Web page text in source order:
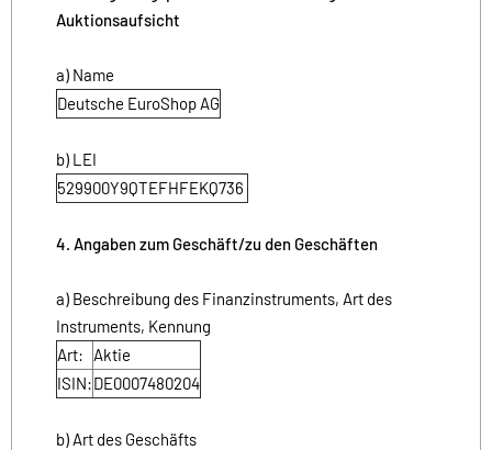
Auktionsaufsicht
a) Name
Deutsche EuroShop AG
b) LEI
529900Y9QTEFHFEKQ736
4. Angaben zum Geschäft/zu den Geschäften
a) Beschreibung des Finanzinstruments, Art des
Instruments, Kennung
Art:
Aktie
ISIN:DE0007480204
b) Art des Geschäfts